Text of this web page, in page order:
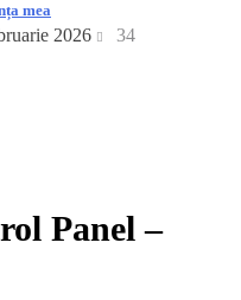
Panel –
mea
2026 34